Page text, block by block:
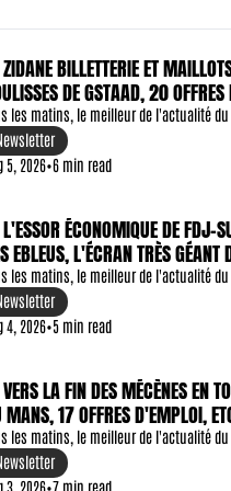
BILLETTERIE ET
DE GSTAAD, 20
les matins, le meilleur de l'actualité
5, 2026•6 min read
ÉCONOMIQUE DE FDJ-
EBLEUS, L'ÉCRAN TRÈS GÉANT
ETC.
les matins, le meilleur de l'actualité
4, 2026•5 min read
LA FIN DES MÉCÈNES EN
MANS, 17 OFFRES D'EMPLOI,
les matins, le meilleur de l'actualité
3, 2026•7 min read